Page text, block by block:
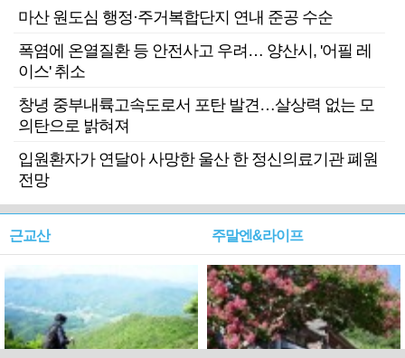
마산 원도심 행정·주거복합단지 연내 준공 수순
폭염에 온열질환 등 안전사고 우려… 양산시, '어필 레
이스' 취소
창녕 중부내륙고속도로서 포탄 발견…살상력 없는 모
의탄으로 밝혀져
입원환자가 연달아 사망한 울산 한 정신의료기관 폐원
전망
근교산 주말엔&라이프